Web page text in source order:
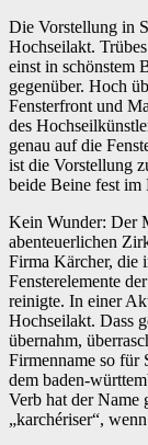
Die Vorstellung in
Hochseilakt.
einst in schönstem
gegenüber. Hoch
Fensterfront und
des
genau auf die
ist die Vorstellung
beide Beine fest
Kein Wunder: Der
abenteuerlichen
Firma Kärcher, die
Fensterelemente
reinigte. In einer
Hochseilakt. Dass
übernahm,
Firmenname so für
dem baden-
Verb hat der Name
„karchériser“,